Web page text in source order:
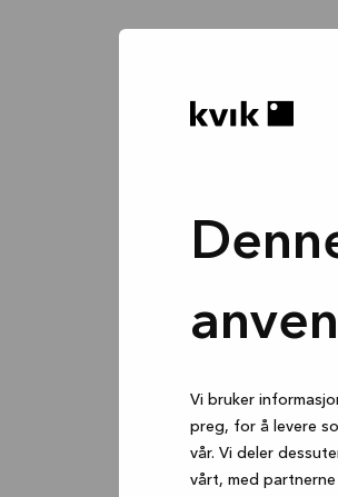
Vi bruker
preg, for å levere
vår. Vi deler
vårt, med partnerne